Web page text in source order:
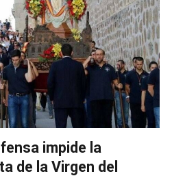
impide la
de la Virgen del